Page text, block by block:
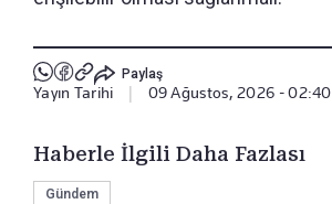
Paylaş
Yayın Tarihi 09 Ağustos, 2026 - 02:40
Haberle İlgili Daha Fazlası
Gündem